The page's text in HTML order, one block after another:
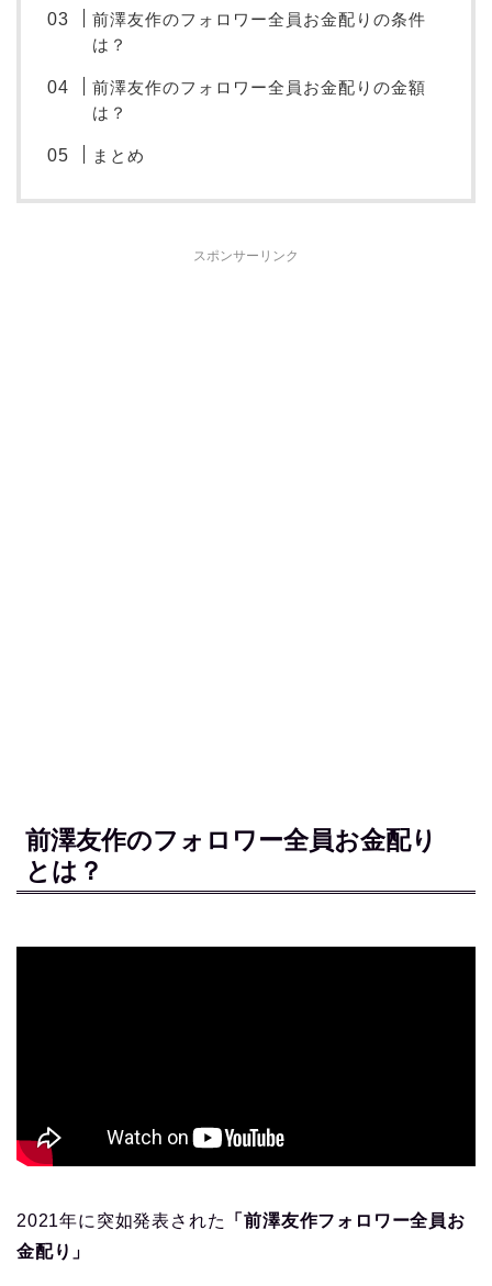
前澤友作のフォロワー全員お金配りの条件
は？
前澤友作のフォロワー全員お金配りの金額
は？
まとめ
スポンサーリンク
前澤友作のフォロワー全員お金配り
とは？
2021年に突如発表された
「前澤友作フォロワー全員お
金配り」